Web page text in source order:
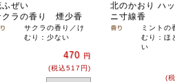
ふぜい
クラの香り 煙少香
サクラの香り／け
むり：少ない
470 円
(税込517円)
北のかおり ハ
ニ寸線香
ミントの
むり：ほ
い
(